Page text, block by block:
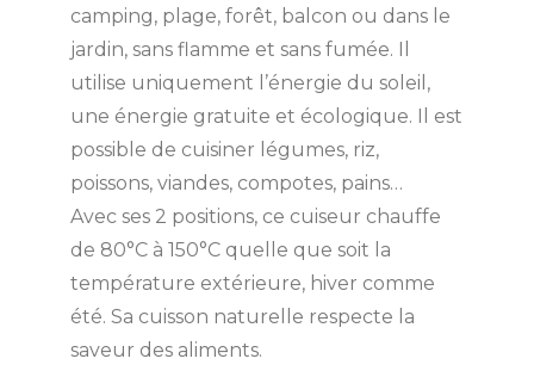
camping, plage, forêt, balcon ou dans le
jardin, sans flamme et sans fumée. Il
utilise uniquement l’énergie du soleil,
une énergie gratuite et écologique. Il est
possible de cuisiner légumes, riz,
poissons, viandes, compotes, pains…
Avec ses 2 positions, ce cuiseur chauffe
de 80°C à 150°C quelle que soit la
température extérieure, hiver comme
été. Sa cuisson naturelle respecte la
saveur des aliments.